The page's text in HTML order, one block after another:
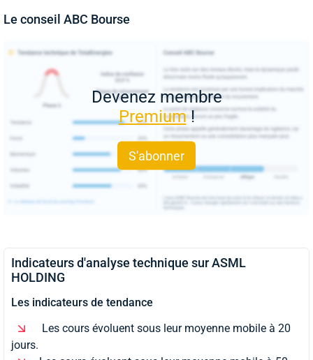
Le conseil ABC Bourse
Devenez membre
Premium!
S'abonner
Indicateurs d'analyse technique sur ASML
HOLDING
Les indicateurs de tendance
Les cours évoluent sous leur moyenne mobile à 20
jours.